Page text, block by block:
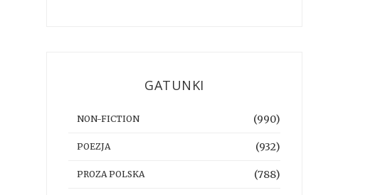
GATUNKI
NON-FICTION (990)
POEZJA (932)
PROZA POLSKA (788)